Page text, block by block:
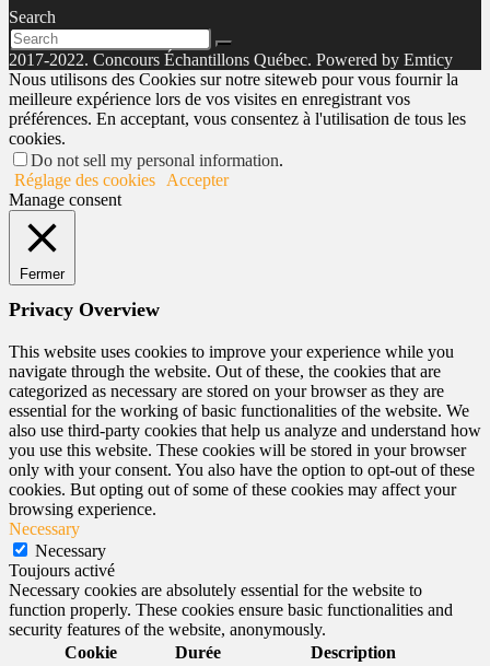
Search
2017-2022. Concours Échantillons Québec. Powered by Emticy
Nous utilisons des Cookies sur notre siteweb pour vous fournir la
meilleure expérience lors de vos visites en enregistrant vos
préférences. En acceptant, vous consentez à l'utilisation de tous les
cookies.
Do not sell my personal information.
Réglage des cookies
Accepter
Manage consent
Fermer
Privacy Overview
This website uses cookies to improve your experience while you
navigate through the website. Out of these, the cookies that are
categorized as necessary are stored on your browser as they are
essential for the working of basic functionalities of the website. We
also use third-party cookies that help us analyze and understand how
you use this website. These cookies will be stored in your browser
only with your consent. You also have the option to opt-out of these
cookies. But opting out of some of these cookies may affect your
browsing experience.
Necessary
Necessary
Toujours activé
Necessary cookies are absolutely essential for the website to
function properly. These cookies ensure basic functionalities and
security features of the website, anonymously.
Cookie
Durée Description